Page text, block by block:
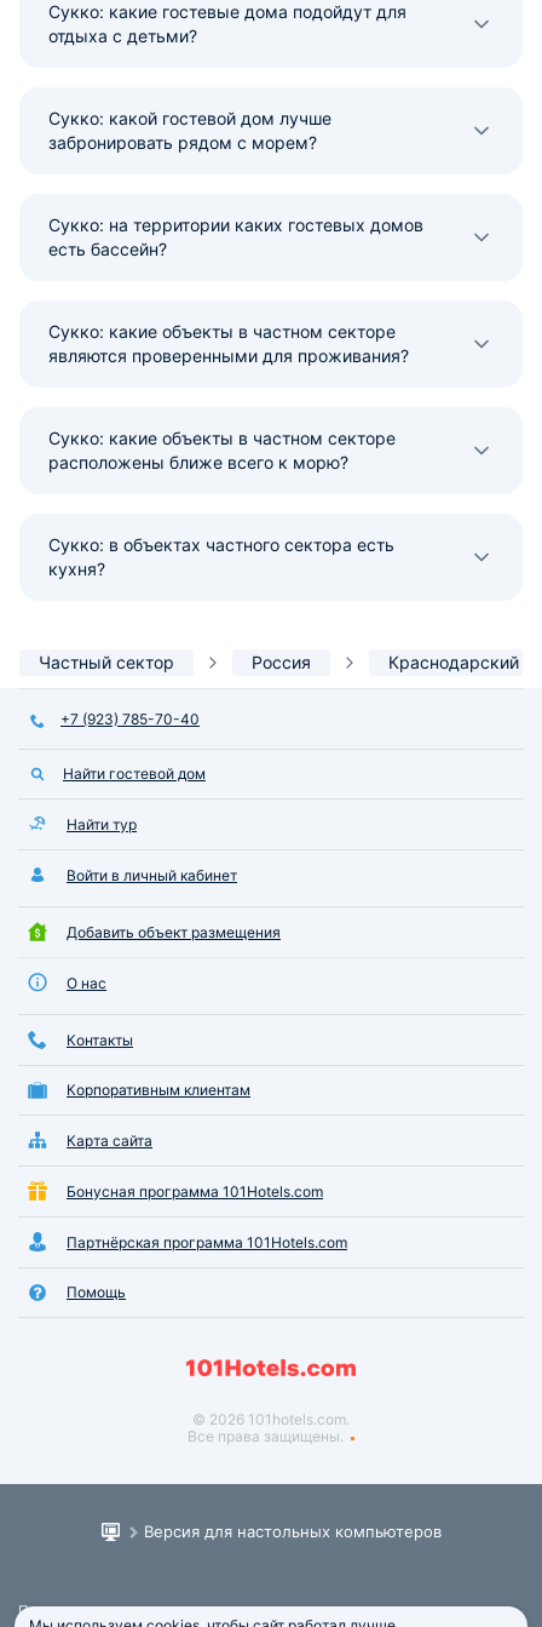
Сукко: какие гостевые дома подойдут для
отдыха с детьми?
Сукко: какой гостевой дом лучше
забронировать рядом с морем?
Сукко: на территории каких гостевых домов
есть бассейн?
Сукко: какие объекты в частном секторе
являются проверенными для проживания?
Сукко: какие объекты в частном секторе
расположены ближе всего к морю?
Сукко: в объектах частного сектора есть
кухня?
Частный сектор Россия Краснодарский
+7 (923) 785-70-40
Найти гостевой дом
Найти тур
Войти в личный кабинет
Добавить объект размещения
О нас
Контакты
Корпоративным клиентам
Карта сайта
Бонусная программа 101Hotels.com
Партнёрская программа 101Hotels.com
Помощь
© 2026 101hotels.com.
Все права защищены.
Версия для настольных компьютеров
Пользовательское соглашение